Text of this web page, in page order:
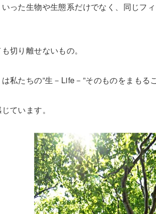
った生物や生態系だけでなく、同じフ
切り離せないもの。
私たちの”生－Life－”そのものをまもる
ています。